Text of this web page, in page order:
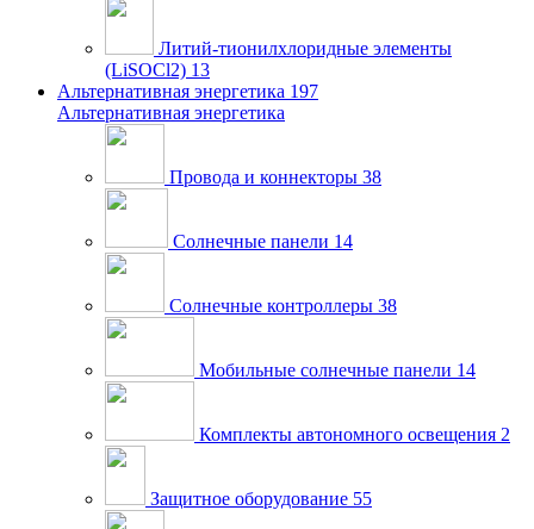
Литий-тионилхлоридные элементы
(LiSOCl2) 13
Альтернативная энергетика 197
Альтернативная энергетика
Провода и коннекторы 38
Солнечные панели 14
Солнечные контроллеры 38
Мобильные солнечные панели 14
Комплекты автономного освещения 2
Защитное оборудование 55